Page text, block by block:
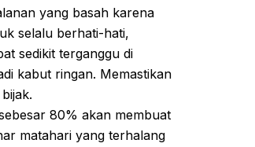
yang basah karena
selalu berhati-hati,
sedikit terganggu di
kabut ringan. Memastikan
80% akan membuat
matahari yang terhalang